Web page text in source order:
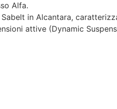
Alfa.
in Alcantara,
attive (Dynamic